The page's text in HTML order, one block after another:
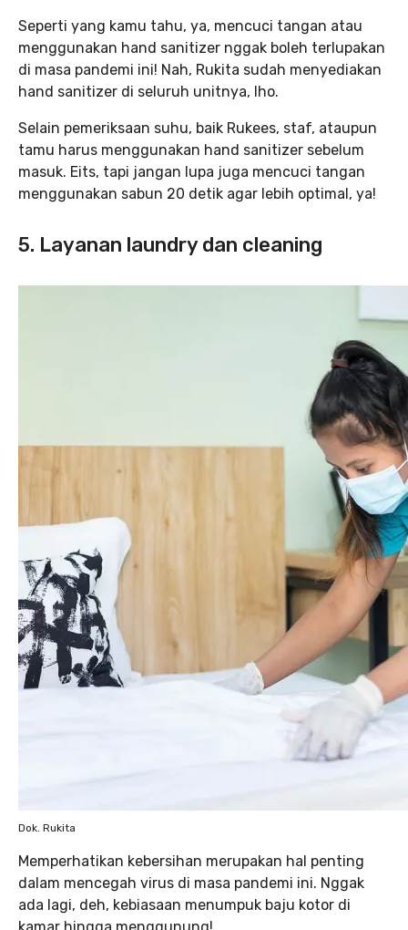
Seperti yang kamu tahu, ya, mencuci tangan atau
menggunakan hand sanitizer nggak boleh terlupakan
di masa pandemi ini! Nah, Rukita sudah menyediakan
hand sanitizer di seluruh unitnya, lho.
Selain pemeriksaan suhu, baik Rukees, staf, ataupun
tamu harus menggunakan hand sanitizer sebelum
masuk. Eits, tapi jangan lupa juga mencuci tangan
menggunakan sabun 20 detik agar lebih optimal, ya!
5. Layanan laundry dan cleaning
Dok. Rukita
Memperhatikan kebersihan merupakan hal penting
dalam mencegah virus di masa pandemi ini. Nggak
ada lagi, deh, kebiasaan menumpuk baju kotor di